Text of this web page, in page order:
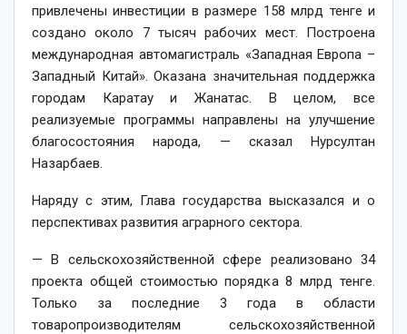
привлечены инвестиции в размере 158 млрд тенге и
создано около 7 тысяч рабочих мест. Построена
международная автомагистраль «Западная Европа –
Западный Китай». Оказана значительная поддержка
городам Каратау и Жанатас. В целом, все
реализуемые программы направлены на улучшение
благосостояния народа, — сказал Нурсултан
Назарбаев.
Наряду с этим, Глава государства высказался и о
перспективах развития аграрного сектора.
— В сельскохозяйственной сфере реализовано 34
проекта общей стоимостью порядка 8 млрд тенге.
Только за последние 3 года в области
товаропроизводителям сельскохозяйственной